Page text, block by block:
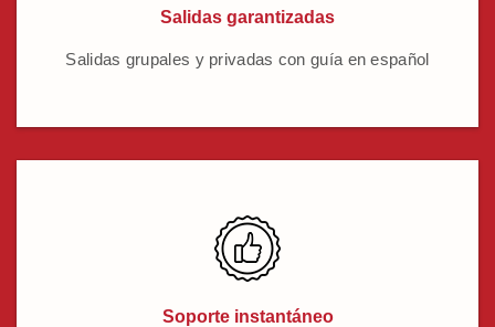
Salidas garantizadas
Salidas grupales y privadas con guía en español
Soporte instantáneo